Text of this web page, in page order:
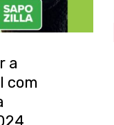
a
com